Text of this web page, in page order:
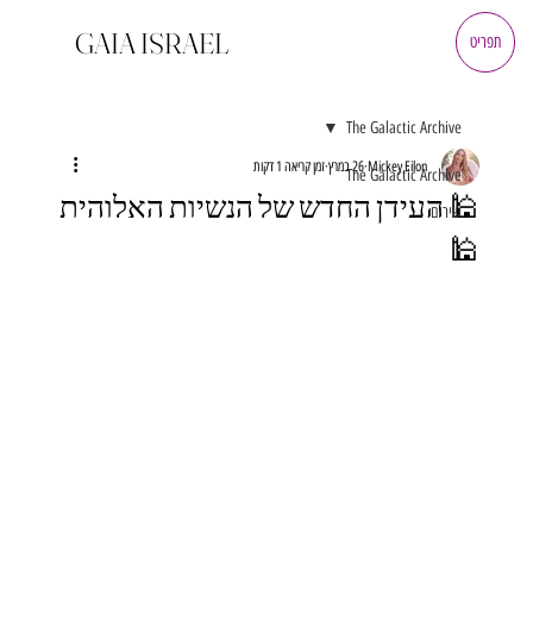
GAIA ISRAEL תפריט
The Galactic Archive
שירים
The Galactic Archive
🕌 העידן החדש של הנשיות האלוהית
🕌
Mickey Eilon 26 במרץ זמן קריאה 1 דקות